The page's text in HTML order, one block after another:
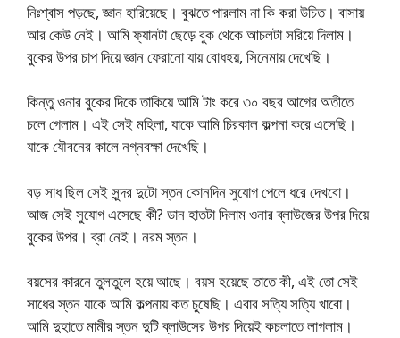
নিঃশ্বাস পড়ছে, জ্ঞান হারিয়েছে। বুঝতে পারলাম না কি করা উচিত। বাসায়
আর কেউ নেই। আমি ফ্যানটা ছেড়ে বুক থেকে আচলটা সরিয়ে দিলাম।
বুকের উপর চাপ দিয়ে জ্ঞান ফেরানো যায় বোধহয়, সিনেমায় দেখেছি।
কিন্তু ওনার বুকের দিকে তাকিয়ে আমি টাং করে ৩০ বছর আগের অতীতে
চলে গেলাম। এই সেই মহিলা, যাকে আমি চিরকাল কল্পনা করে এসেছি।
যাকে যৌবনের কালে নগ্নবক্ষা দেখেছি।
বড় সাধ ছিল সেই সুন্দর দুটো স্তন কোনদিন সুযোগ পেলে ধরে দেখবো।
আজ সেই সুযোগ এসেছে কী? ডান হাতটা দিলাম ওনার ব্লাউজের উপর দিয়ে
বুকের উপর। ব্রা নেই। নরম স্তন।
বয়সের কারনে তুলতুলে হয়ে আছে। বয়স হয়েছে তাতে কী, এই তো সেই
সাধের স্তন যাকে আমি কল্পনায় কত চুষেছি। এবার সত্যি সত্যি খাবো।
আমি দুহাতে মামীর স্তন দুটি ব্লাউসের উপর দিয়েই কচলাতে লাগলাম।